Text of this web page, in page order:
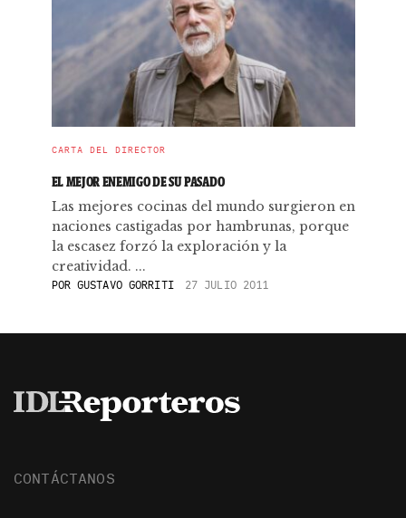
CARTA DEL DIRECTOR
EL MEJOR ENEMIGO DE SU PASADO
Las mejores cocinas del mundo surgieron en
naciones castigadas por hambrunas, porque
la escasez forzó la exploración y la
creatividad. ...
POR GUSTAVO GORRITI 27 JULIO 2011
CONTÁCTANOS